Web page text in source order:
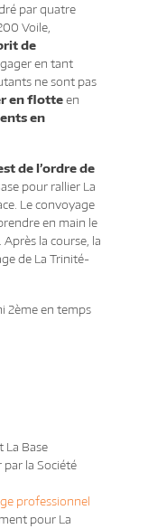
par quatre
Voile,
de
en tant
ne sont pas
en flotteen
en
de l’ordre de
pour rallier La
Le convoyage
en main le
la course, la
de La Trinité-
2ème en temps
La Base
par la Société
professionnel
pour La